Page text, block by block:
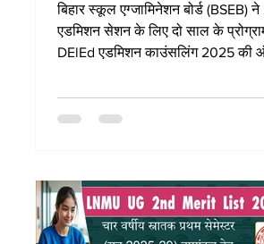
बिहार स्कूल एग्जामिनेशन बोर्ड (BSEB)
एडमिशन सेशन के लिए दो साल के
DElEd एडमिशन काउंसलिंग 2025 की
लिस्ट और अलॉटमेंट लेटर जारी कर दिया
योग्य उम्मीदवार बिहार DElEd
ऑनलाइन दूसरी मेरिट लिस्ट डाउनलोड
हैं। सरकारी / प्राइवेट कॉलेजों में
पहली मेरit लिस्ट के आधार पर 22